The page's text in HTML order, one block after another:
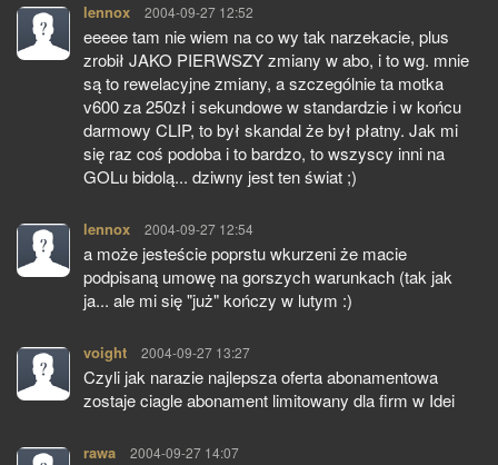
lennox pisze:
2004-09-27 12:52
eeeee tam nie wiem na co wy tak narzekacie, plus
zrobił JAKO PIERWSZY zmiany w abo, i to wg. mnie
są to rewelacyjne zmiany, a szczególnie ta motka
v600 za 250zł i sekundowe w standardzie i w końcu
darmowy CLIP, to był skandal że był płatny. Jak mi
się raz coś podoba i to bardzo, to wszyscy inni na
GOLu bidolą... dziwny jest ten świat ;)
lennox pisze:
2004-09-27 12:54
a może jesteście poprstu wkurzeni że macie
podpisaną umowę na gorszych warunkach (tak jak
ja... ale mi się "już" kończy w lutym :)
voight pisze:
2004-09-27 13:27
Czyli jak narazie najlepsza oferta abonamentowa
zostaje ciagle abonament limitowany dla firm w Idei
rawa pisze:
2004-09-27 14:07